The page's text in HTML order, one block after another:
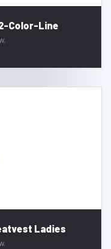
Color-Line
Ladies